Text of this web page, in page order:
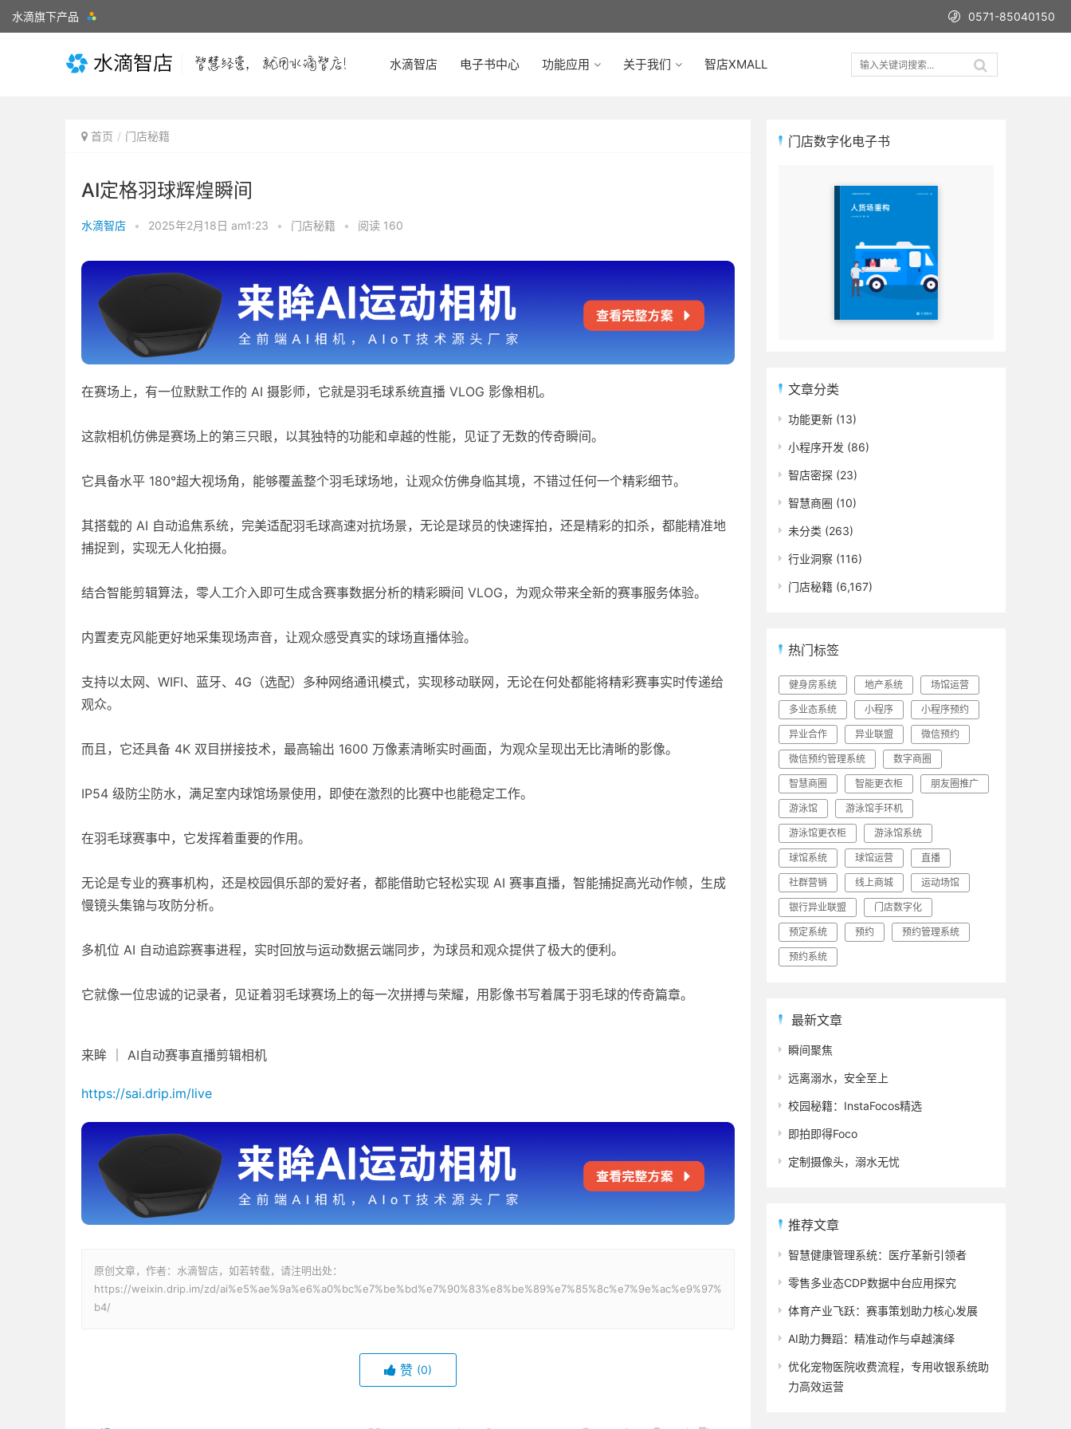
水滴旗下产品 0571-85040150
水滴智店 电子书中心 功能应用 关于我们 智店XMALL
首页 门店秘籍
AI定格羽球辉煌瞬间
水滴智店 • 2025年2月18日 am1:23 • 门店秘籍 • 阅读 160
在赛场上，有一位默默工作的 AI 摄影师，它就是羽毛球系统直播 VLOG 影像相机。
这款相机仿佛是赛场上的第三只眼，以其独特的功能和卓越的性能，见证了无数的传奇瞬间。
它具备水平 180°超大视场角，能够覆盖整个羽毛球场地，让观众仿佛身临其境，不错过任何一个精彩细节。
其搭载的 AI 自动追焦系统，完美适配羽毛球高速对抗场景，无论是球员的快速挥拍，还是精彩的扣杀，都能精准地
捕捉到，实现无人化拍摄。
结合智能剪辑算法，零人工介入即可生成含赛事数据分析的精彩瞬间 VLOG，为观众带来全新的赛事服务体验。
内置麦克风能更好地采集现场声音，让观众感受真实的球场直播体验。
支持以太网、WIFI、蓝牙、4G（选配）多种网络通讯模式，实现移动联网，无论在何处都能将精彩赛事实时传递给
观众。
而且，它还具备 4K 双目拼接技术，最高输出 1600 万像素清晰实时画面，为观众呈现出无比清晰的影像。
IP54 级防尘防水，满足室内球馆场景使用，即使在激烈的比赛中也能稳定工作。
在羽毛球赛事中，它发挥着重要的作用。
无论是专业的赛事机构，还是校园俱乐部的爱好者，都能借助它轻松实现 AI 赛事直播，智能捕捉高光动作帧，生成
慢镜头集锦与攻防分析。
多机位 AI 自动追踪赛事进程，实时回放与运动数据云端同步，为球员和观众提供了极大的便利。
它就像一位忠诚的记录者，见证着羽毛球赛场上的每一次拼搏与荣耀，用影像书写着属于羽毛球的传奇篇章。
来眸 ｜ AI自动赛事直播剪辑相机
https://sai.drip.im/live
原创文章，作者：水滴智店，如若转载，请注明出处：
https://weixin.drip.im/zd/ai%e5%ae%9a%e6%a0%bc%e7%be%bd%e7%90%83%e8%be%89%e7%85%8c%e7%9e%ac%e9%97%
b4/
赞 (0)
门店数字化电子书
文章分类
功能更新 (13)
小程序开发 (86)
智店密探 (23)
智慧商圈 (10)
未分类 (263)
行业洞察 (116)
门店秘籍 (6,167)
热门标签
健身房系统 地产系统 场馆运营
多业态系统 小程序 小程序预约
异业合作 异业联盟 微信预约
微信预约管理系统 数字商圈
智慧商圈 智能更衣柜 朋友圈推广
游泳馆 游泳馆手环机
游泳馆更衣柜 游泳馆系统
球馆系统 球馆运营 直播
社群营销 线上商城 运动场馆
银行异业联盟 门店数字化
预定系统 预约 预约管理系统
预约系统
最新文章
瞬间聚焦
远离溺水，安全至上
校园秘籍：InstaFocos精选
即拍即得Foco
定制摄像头，溺水无忧
推荐文章
智慧健康管理系统：医疗革新引领者
零售多业态CDP数据中台应用探究
体育产业飞跃：赛事策划助力核心发展
AI助力舞蹈：精准动作与卓越演绎
优化宠物医院收费流程，专用收银系统助
力高效运营